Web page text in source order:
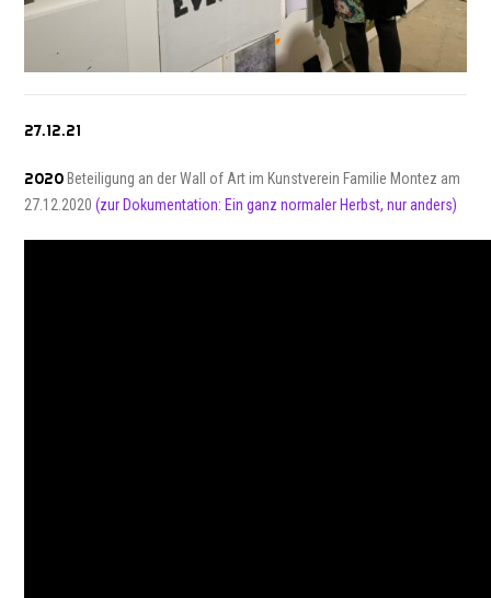
27.12.21
2020 Beteiligung an der Wall of Art im Kunstverein Familie Montez am
27.12.2020(zur Dokumentation: Ein ganz normaler Herbst, nur anders)